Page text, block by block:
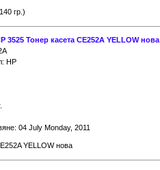
гр.)
3525 Тонер касета CE252A YELLOW нова
HP
04 July Monday, 2011
YELLOW нова